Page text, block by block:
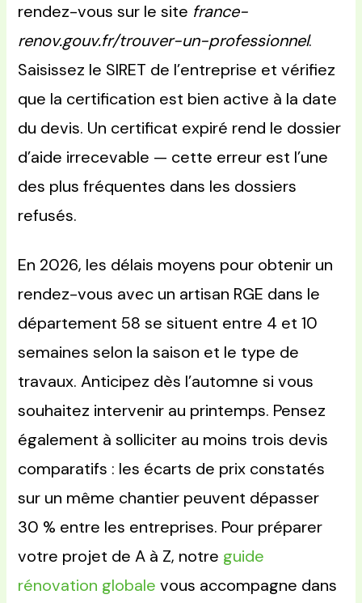
rendez-vous sur le site france-
renov.gouv.fr/trouver-un-professionnel.
Saisissez le SIRET de l’entreprise et vérifiez
que la certification est bien active à la date
du devis. Un certificat expiré rend le dossier
d’aide irrecevable — cette erreur est l’une
des plus fréquentes dans les dossiers
refusés.
En 2026, les délais moyens pour obtenir un
rendez-vous avec un artisan RGE dans le
département 58 se situent entre 4 et 10
semaines selon la saison et le type de
travaux. Anticipez dès l’automne si vous
souhaitez intervenir au printemps. Pensez
également à solliciter au moins trois devis
comparatifs : les écarts de prix constatés
sur un même chantier peuvent dépasser
30 % entre les entreprises. Pour préparer
votre projet de A à Z, notre guide
rénovation globale vous accompagne dans